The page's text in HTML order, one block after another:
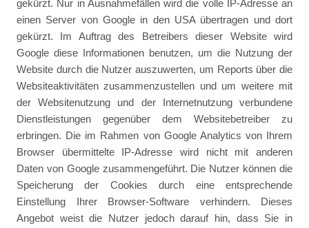
gekürzt. Nur in Ausnahmefällen wird die volle IP-Adresse an
einen Server von Google in den USA übertragen und dort
gekürzt. Im Auftrag des Betreibers dieser Website wird
Google diese Informationen benutzen, um die Nutzung der
Website durch die Nutzer auszuwerten, um Reports über die
Websiteaktivitäten zusammenzustellen und um weitere mit
der Websitenutzung und der Internetnutzung verbundene
Dienstleistungen gegenüber dem Websitebetreiber zu
erbringen. Die im Rahmen von Google Analytics von Ihrem
Browser übermittelte IP-Adresse wird nicht mit anderen
Daten von Google zusammengeführt. Die Nutzer können die
Speicherung der Cookies durch eine entsprechende
Einstellung Ihrer Browser-Software verhindern. Dieses
Angebot weist die Nutzer jedoch darauf hin, dass Sie in